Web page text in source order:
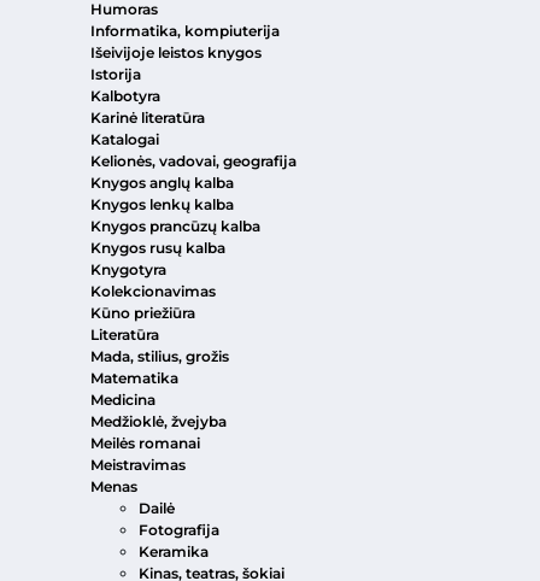
Humoras
Informatika, kompiuterija
Išeivijoje leistos knygos
Istorija
Kalbotyra
Karinė literatūra
Katalogai
Kelionės, vadovai, geografija
Knygos anglų kalba
Knygos lenkų kalba
Knygos prancūzų kalba
Knygos rusų kalba
Knygotyra
Kolekcionavimas
Kūno priežiūra
Literatūra
Mada, stilius, grožis
Matematika
Medicina
Medžioklė, žvejyba
Meilės romanai
Meistravimas
Menas
Dailė
Fotografija
Keramika
Kinas, teatras, šokiai